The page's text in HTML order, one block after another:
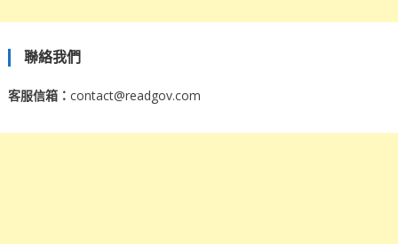
聯絡我們
客服信箱： contact@readgov.com